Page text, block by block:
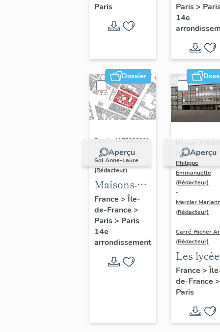
de la ville
de Paris
Paris
Paris>
14e
Dossier
Aperçu
Dossier IA75000261
| Réalisé par
Sol Anne-Laure
(Rédacteur)
Maisons-
immeubles
France > Île-
de-France >
Paris> Paris
14e
arrondissement
Aperçu
| Réalisé par
Philippe
Emmanuelle
(Rédacteur)
-
Mercier
(Rédacteur)
-
Carré-Richer
(Rédacteur)
Les
Jean-
Dondel
Roger
Dhuit
France >
de-France >
Paris